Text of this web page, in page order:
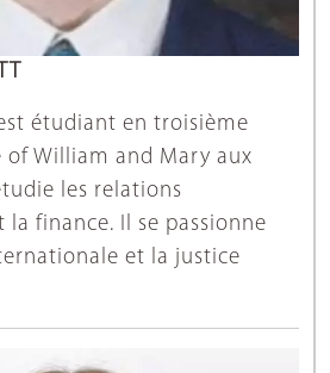
étudiant en troisième
of William and Mary aux
les relations
finance. Il se passionne
et la justice